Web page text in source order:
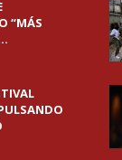
“MÁS